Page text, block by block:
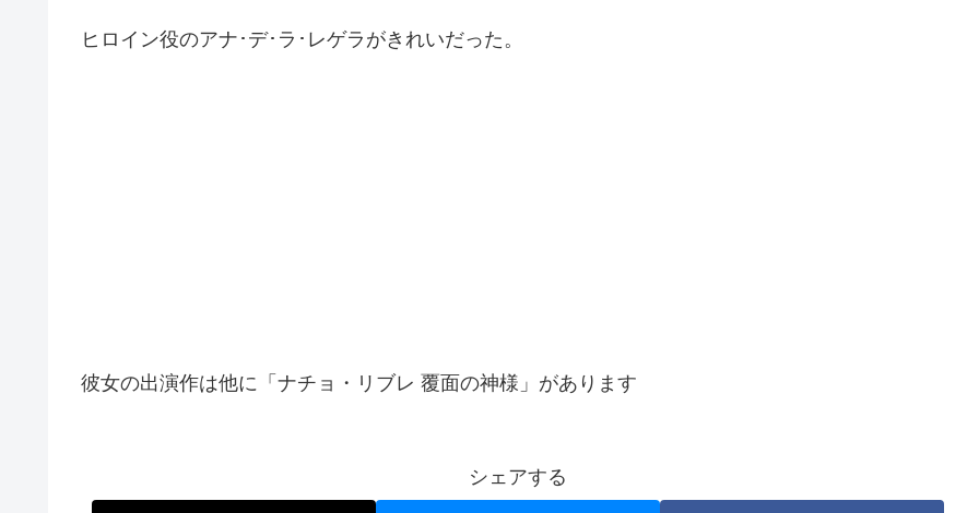
ヒロイン役のアナ･デ･ラ･レゲラがきれいだった。
彼女の出演作は他に「ナチョ・リブレ 覆面の神様」があります
シェアする